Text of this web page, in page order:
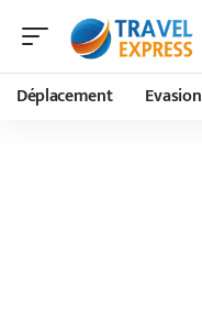
Déplacement Evasion